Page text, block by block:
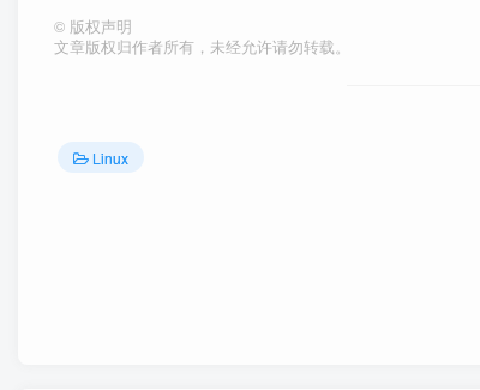
© 版权声明
文章版权归作者所有，未经允许请勿转载。
Linux